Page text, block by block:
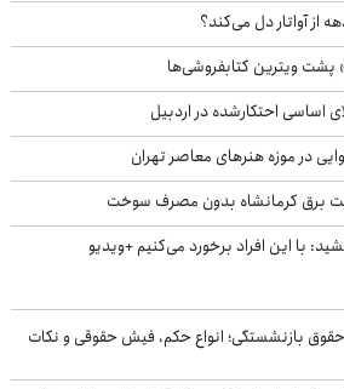
پشت ویترین کتابفروشی‌ها
در موزه هنرهای معاصر تهران
با این افراد برخورد می‌کنیم +ویدیو
بازنشستگی؛ انواع حکم، فیش حقوقی و نکات